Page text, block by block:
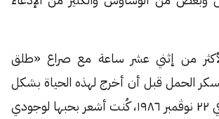
من إثني عشر ساعة مع صراع «طلق
الحمل قبل أن أخرج لهذه الحياة بشكل
درامي في الرياض في ٢٢ نوڤمبر ١٩٨٦، كُنت أشعر بحبها لوجودي